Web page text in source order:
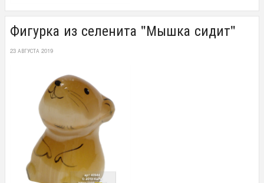
Фигурка из селенита "Мышка сидит"
23 АВГУСТА 2019